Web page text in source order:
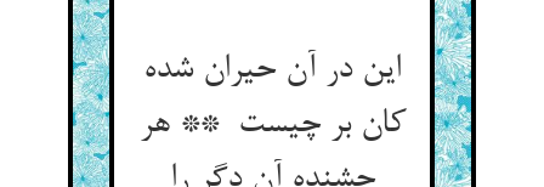
این در آن حیران شده
کان بر چیست ** هر